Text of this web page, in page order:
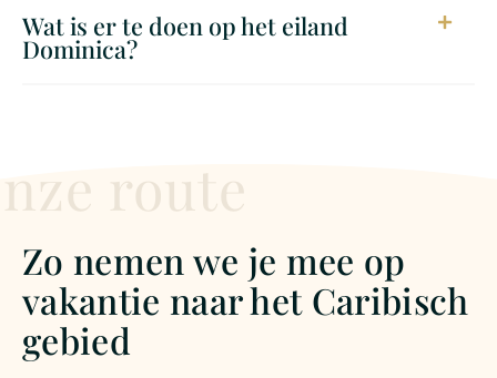
Wat is er te doen op het eiland
Dominica?
route
Zo nemen we je mee op
vakantie naar het Caribisch
gebied